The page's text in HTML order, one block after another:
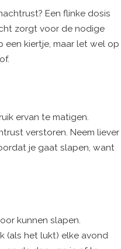
Een flinke dosis
zorgt voor de nodige
kiertje, maar let wel op
ervan te matigen.
verstoren. Neem liever
je gaat slapen, want
kunnen slapen.
(als het lukt) elke avond